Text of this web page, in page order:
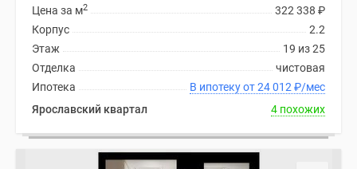
322 338 ₽
Цена за м2
2.2
Корпус
19 из 25
Этаж
чистовая
Отделка
В ипотеку от 24 012 ₽/мес
Ипотека
Ярославский квартал
4 похожих